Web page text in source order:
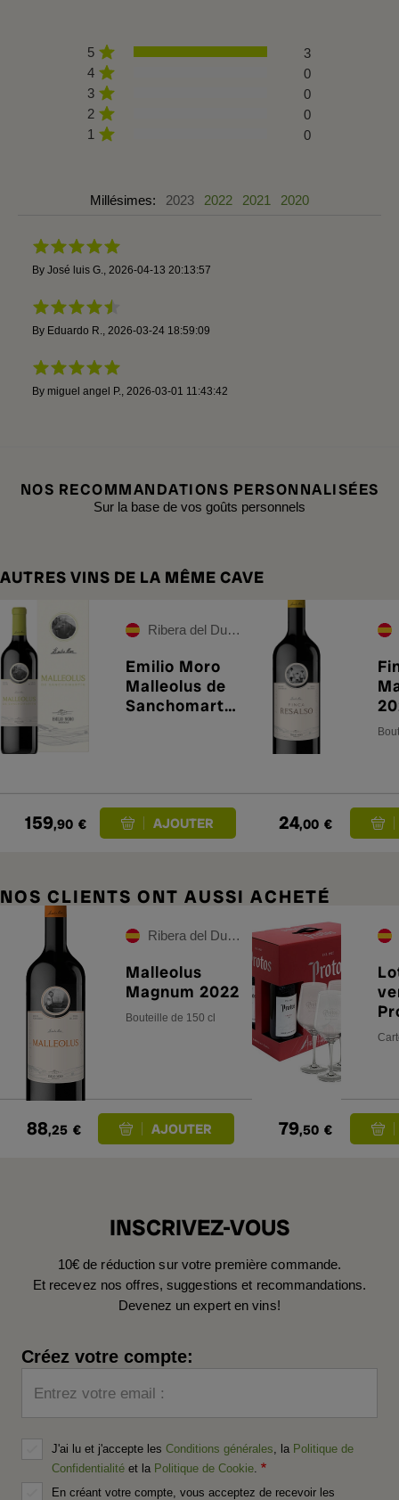
5
3
4
0
3
0
2
0
1
0
Millésimes: 2023 2022 2021 2020
By José luis G. 2026-04-13 20:13:57
By Eduardo R. 2026-03-24 18:59:09
By miguel angel P. 2026-03-01 11:43:42
NOS RECOMMANDATIONS PERSONNALISÉES
Sur la base de vos goûts personnels
AUTRES VINS DE LA MÊME CAVE
Ribera del Duero
Emilio Moro
Malleolus de
Sanchomartín
159,90 € 24,00 €
NOS CLIENTS ONT AUSSI ACHETÉ
Ribera del Duero
Malleolus
Magnum 2022
Bouteille de 150 cl
88,25 € 79,50 €
INSCRIVEZ-VOUS
10€ de réduction sur votre première commande.
Et recevez nos offres, suggestions et recommandations.
Devenez un expert en vins!
Créez votre compte:
Entrez votre email :
J'ai lu et j'accepte les Conditions générales , la Politique de
Confidentialité et la Politique de Cookie
En créant votre compte, vous acceptez de recevoir les